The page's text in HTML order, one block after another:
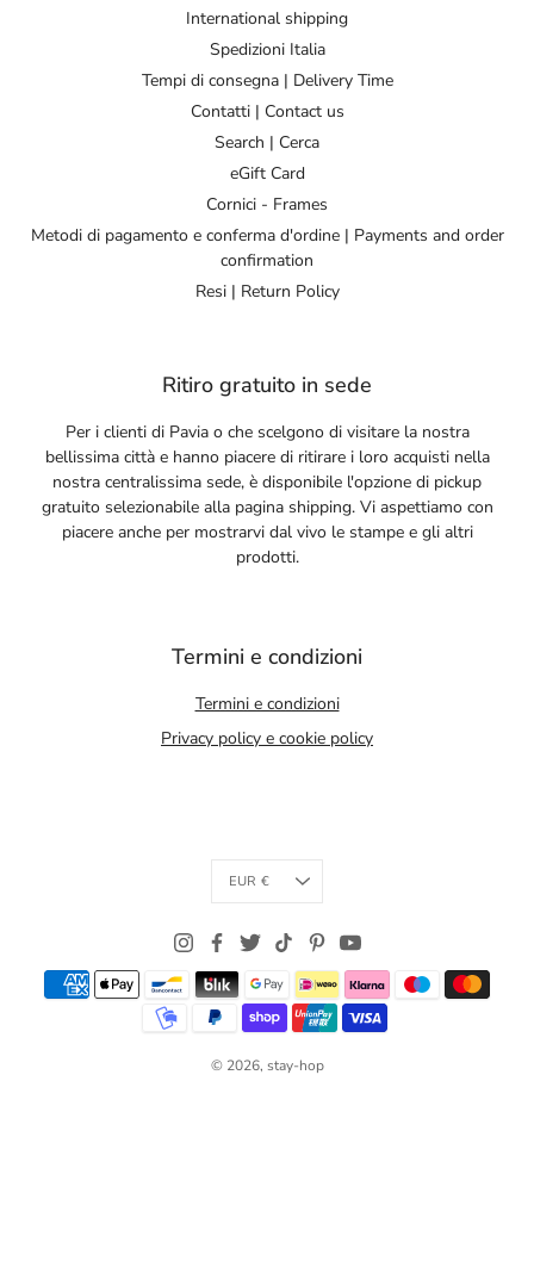
International shipping
Spedizioni Italia
Tempi di consegna | Delivery Time
Contatti | Contact us
Search | Cerca
eGift Card
Cornici - Frames
Metodi di pagamento e conferma d'ordine | Payments and order
confirmation
Resi | Return Policy
Ritiro gratuito in sede
Per i clienti di Pavia o che scelgono di visitare la nostra
bellissima città e hanno piacere di ritirare i loro acquisti nella
nostra centralissima sede, è disponibile l'opzione di pickup
gratuito selezionabile alla pagina shipping. Vi aspettiamo con
piacere anche per mostrarvi dal vivo le stampe e gli altri
prodotti.
Termini e condizioni
Termini e condizioni
Privacy policy e cookie policy
Currency
EUR €
© 2026, stay-hop